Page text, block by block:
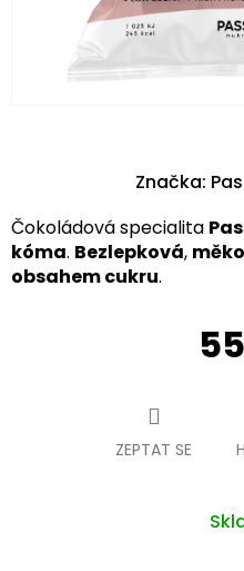
Čokoládová specialita
kóma. Bezlepková,
obsahem cukru.
ZEPTAT SE
Značka: